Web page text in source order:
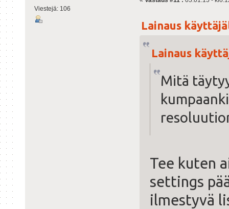
Viestejä: 106
Lainaus
Lainaus
Mitä
Tee kuten
settings
ilmestyvä